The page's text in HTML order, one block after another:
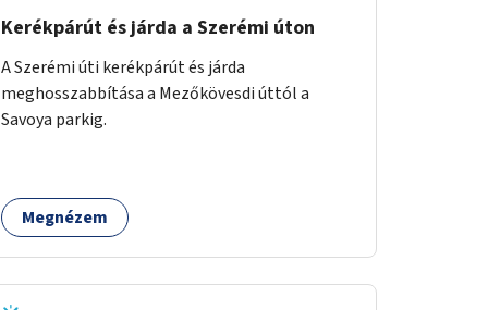
végezné, amelynek kiemelt része lenne az
Kerékpárút és járda a Szerémi úton
A Szerémi úti kerékpárút és járda
meghosszabbítása a Mezőkövesdi úttól a
Savoya parkig.
Megnézem